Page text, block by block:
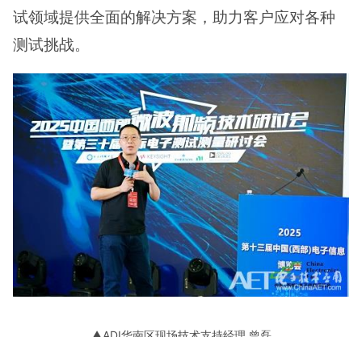
试领域提供全面的解决方案，助力客户应对各种
测试挑战。